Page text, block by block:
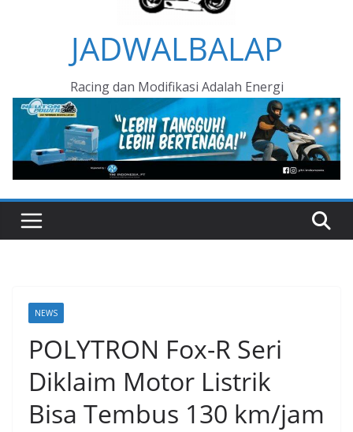
JADWALBALAP
Racing dan Modifikasi Adalah Energi
NEWS
POLYTRON Fox-R Seri
Diklaim Motor Listrik
Bisa Tembus 130 km/jam